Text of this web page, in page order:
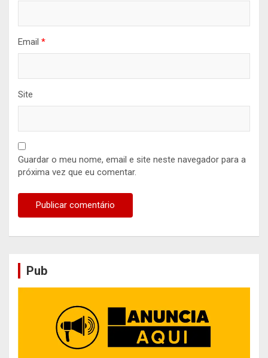
Email *
Site
Guardar o meu nome, email e site neste navegador para a
próxima vez que eu comentar.
Pub